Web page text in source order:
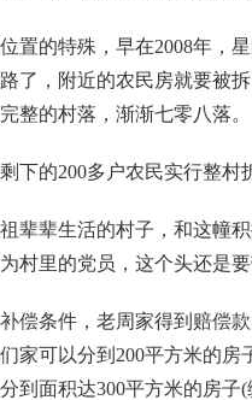
的特殊，早在2008年，星
，附近的农民房就要被
整的村落，渐渐七零八落。
的200多户农民实行整村
辈生活的村子，和这幢积
村里的党员，这个头还是
条件，老周家得到赔偿款
家可以分到200平方米的
到面积达300平方米的房子(